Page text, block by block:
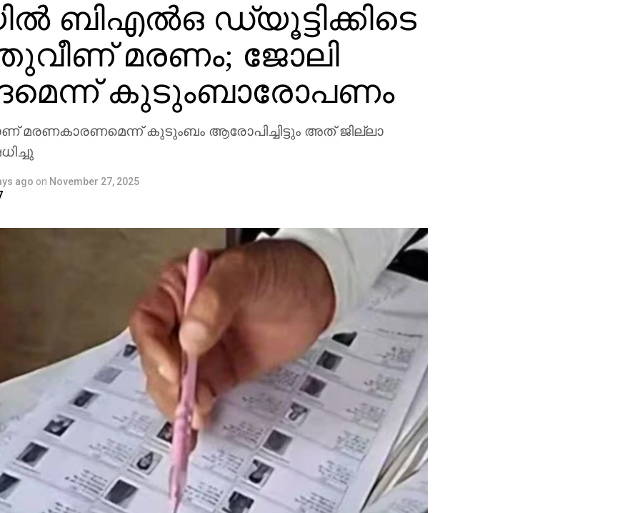
ബിഎല്‍ഒ ഡ്യൂട്ടിക്കിടെ
മരണം; ജോലി
കുടുംബാരോപണം
മരണകാരണമെന്ന് കുടുംബം ആരോപിച്ചിട്ടും അത് ജില്ലാ
ago on November 27, 2025